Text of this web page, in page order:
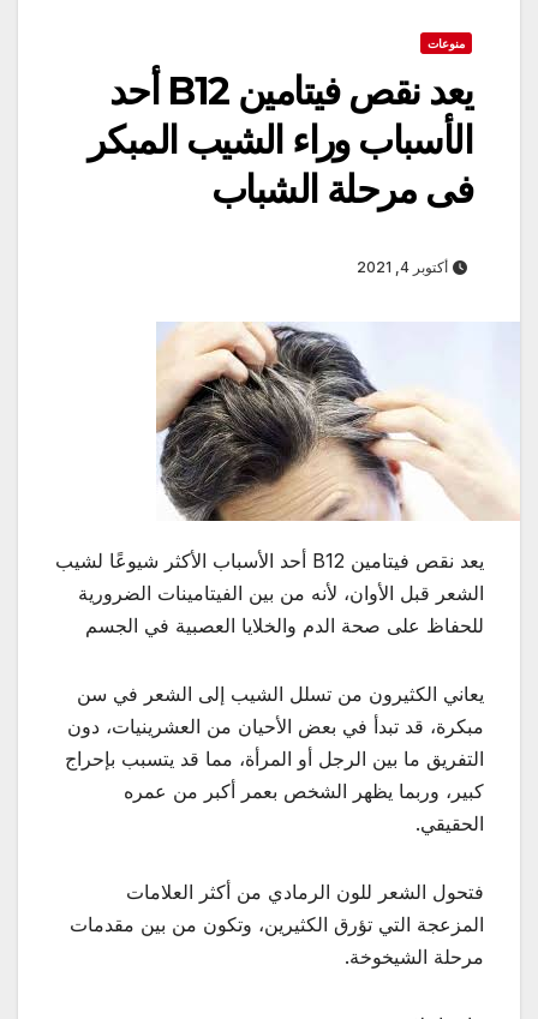
منوعات
يعد نقص فيتامين B12 أحد
الأسباب وراء الشيب المبكر
فى مرحلة الشباب
أكتوبر 4, 2021
يعد نقص فيتامين B12 أحد الأسباب الأكثر شيوعًا لشيب
الشعر قبل الأوان، لأنه من بين الفيتامينات الضرورية
للحفاظ على صحة الدم والخلايا العصبية في الجسم
يعاني الكثيرون من تسلل الشيب إلى الشعر في سن
مبكرة، قد تبدأ في بعض الأحيان من العشرينيات، دون
التفريق ما بين الرجل أو المرأة، مما قد يتسبب بإحراج
كبير، وربما يظهر الشخص بعمر أكبر من عمره
الحقيقي.
فتحول الشعر للون الرمادي من أكثر العلامات
المزعجة التي تؤرق الكثيرين، وتكون من بين مقدمات
مرحلة الشيخوخة.